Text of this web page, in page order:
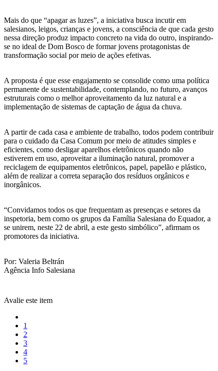
Mais do que “apagar as luzes”, a iniciativa busca incutir em
salesianos, leigos, crianças e jovens, a consciência de que cada gesto
nessa direção produz impacto concreto na vida do outro, inspirando-
se no ideal de Dom Bosco de formar jovens protagonistas de
transformação social por meio de ações efetivas.
A proposta é que esse engajamento se consolide como uma política
permanente de sustentabilidade, contemplando, no futuro, avanços
estruturais como o melhor aproveitamento da luz natural e a
implementação de sistemas de captação de água da chuva.
A partir de cada casa e ambiente de trabalho, todos podem contribuir
para o cuidado da Casa Comum por meio de atitudes simples e
eficientes, como desligar aparelhos eletrônicos quando não
estiverem em uso, aproveitar a iluminação natural, promover a
reciclagem de equipamentos eletrônicos, papel, papelão e plástico,
além de realizar a correta separação dos resíduos orgânicos e
inorgânicos.
“Convidamos todos os que frequentam as presenças e setores da
inspetoria, bem como os grupos da Família Salesiana do Equador, a
se unirem, neste 22 de abril, a este gesto simbólico”, afirmam os
promotores da iniciativa.
Por: Valeria Beltrán
Agência Info Salesiana
Avalie este item
1
2
3
4
5